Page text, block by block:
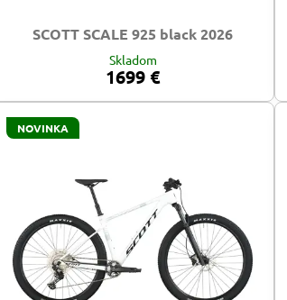
SCOTT SCALE 925 black 2026
Skladom
1699 €
NOVINKA